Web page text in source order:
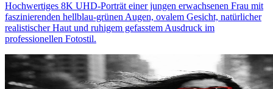
Hochwertiges 8K UHD-Porträt einer jungen erwachsenen Frau mit
faszinierenden hellblau-grünen Augen, ovalem Gesicht, natürlicher
realistischer Haut und ruhigem gefasstem Ausdruck im
professionellen Fotostil.